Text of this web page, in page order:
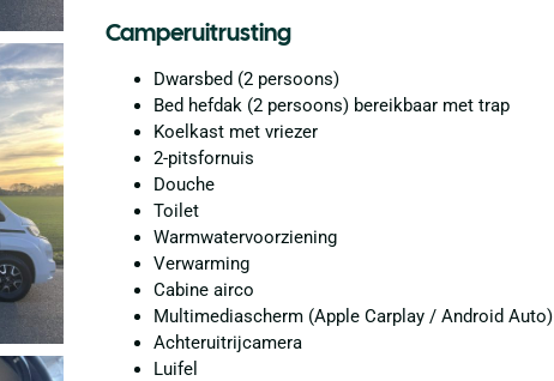
Camperuitrusting
Dwarsbed (2 persoons)
Bed hefdak (2 persoons) bereikbaar met trap
Koelkast met vriezer
2-pitsfornuis
Douche
Toilet
Warmwatervoorziening
Verwarming
Cabine airco
Multimediascherm (Apple Carplay / Android Auto)
Achteruitrijcamera
Luifel